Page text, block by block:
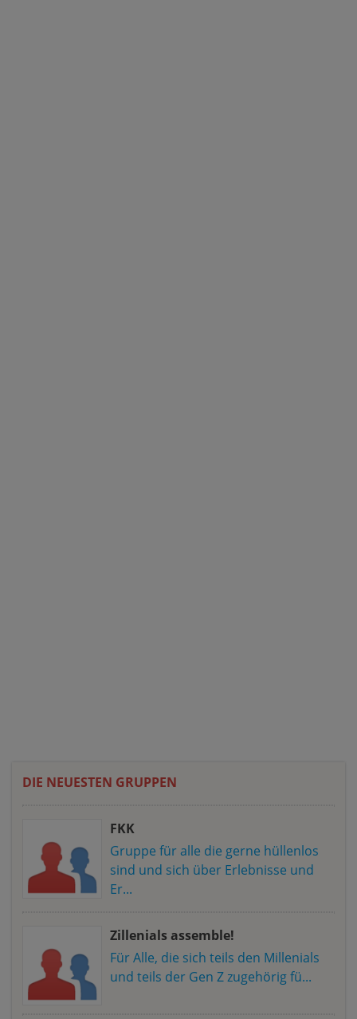
DIE NEUESTEN GRUPPEN
FKK
Gruppe für alle die gerne hüllenlos
sind und sich über Erlebnisse und
Er...
Zillenials assemble!
Für Alle, die sich teils den Millenials
und teils der Gen Z zugehörig fü...